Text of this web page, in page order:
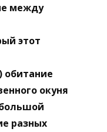
между
этот
обитание
окуня
разных